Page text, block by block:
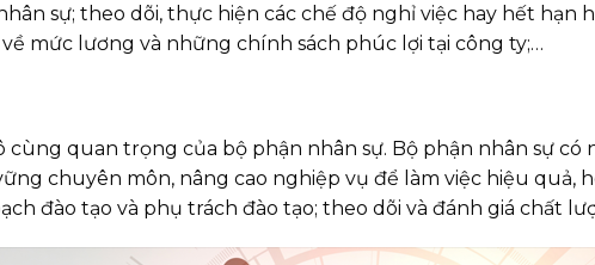
sự; theo dõi, thực hiện các chế độ nghỉ việc hay hết
mức lương và những chính sách phúc lợi tại công ty;…
quan trọng của bộ phận nhân sự. Bộ phận nhân sự có
chuyên môn, nâng cao nghiệp vụ để làm việc hiệu quả,
đào tạo và phụ trách đào tạo; theo dõi và đánh giá chất